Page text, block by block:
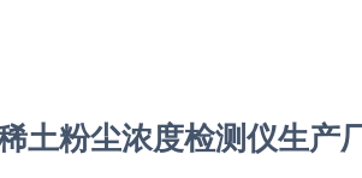
土粉尘浓度检测仪生产